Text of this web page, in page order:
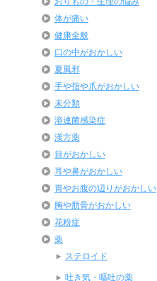
体が痛い
健康全般
口の中がおかしい
夏風邪
手や指や爪がおかしい
未分類
溶連菌感染症
漢方薬
目がおかしい
耳や鼻がおかしい
胃やお腹の辺りがおかしい
胸や肋骨がおかしい
花粉症
薬
ステロイド
吐き気・嘔吐の薬